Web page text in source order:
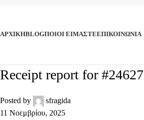
ΑΡΧΙΚΉBLOGΠΟΙΟΊ ΕΊΜΑΣΤΕΕΠΙΚΟΙΝΩΝΊΑ
Receipt report for #24627
Posted by
sfragida
11 Νοεμβρίου, 2025